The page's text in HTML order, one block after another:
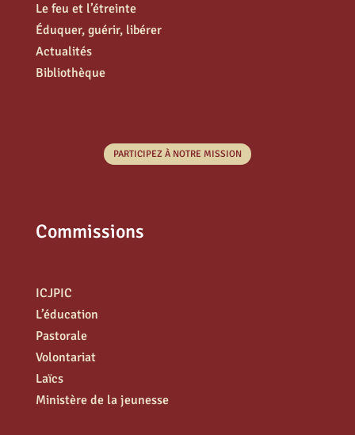
Le feu et l’étreinte
Éduquer, guérir, libérer
Actualités
Bibliothèque
PARTICIPEZ À NOTRE MISSION
Commissions
ICJPIC
L’éducation
Pastorale
Volontariat
Laïcs
Ministère de la jeunesse